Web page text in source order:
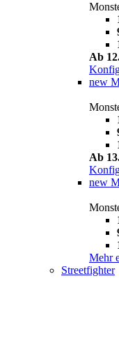
Ab
new
Ab
new
Mehr
Streetfighter